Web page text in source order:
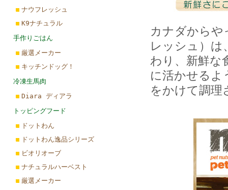
ナウフレッシュ
K9ナチュラル
手作りごはん
厳選メーカー
キッチンドッグ！
冷凍生馬肉
Diara ディアラ
トッピングフード
ドットわん
ドットわん逸品シリーズ
ビオリオーブ
ナチュラルハーベスト
厳選メーカー
カナダからや
レッシュ）は
わり、新鮮な
に活かせるよ
をかけて調理